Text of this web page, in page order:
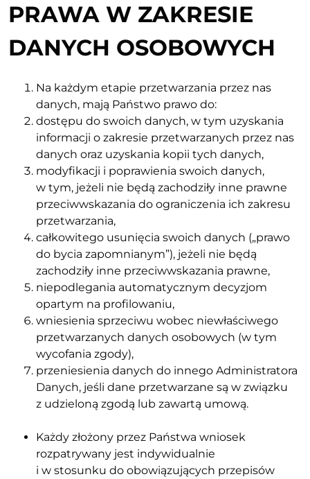
PRAWA W ZAKRESIE
DANYCH OSOBOWYCH
Na każdym etapie przetwarzania przez nas
danych, mają Państwo prawo do:
dostępu do swoich danych, w tym uzyskania
informacji o zakresie przetwarzanych przez nas
danych oraz uzyskania kopii tych danych,
modyfikacji i poprawienia swoich danych,
w tym, jeżeli nie będą zachodziły inne prawne
przeciwwskazania do ograniczenia ich zakresu
przetwarzania,
całkowitego usunięcia swoich danych („prawo
do bycia zapomnianym”), jeżeli nie będą
zachodziły inne przeciwwskazania prawne,
niepodlegania automatycznym decyzjom
opartym na profilowaniu,
wniesienia sprzeciwu wobec niewłaściwego
przetwarzanych danych osobowych (w tym
wycofania zgody),
przeniesienia danych do innego Administratora
Danych, jeśli dane przetwarzane są w związku
z udzieloną zgodą lub zawartą umową.
Każdy złożony przez Państwa wniosek
rozpatrywany jest indywidualnie
i w stosunku do obowiązujących przepisów